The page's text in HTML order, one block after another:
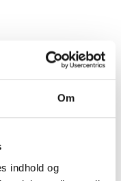
Om
indhold og
2020